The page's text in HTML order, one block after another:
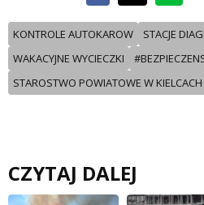
KONTROLE AUTOKAROW
STACJE
WAKACYJNE WYCIECZKI
STAROSTWO POWIATOWE W KIELCACH
CZYTAJ DALEJ